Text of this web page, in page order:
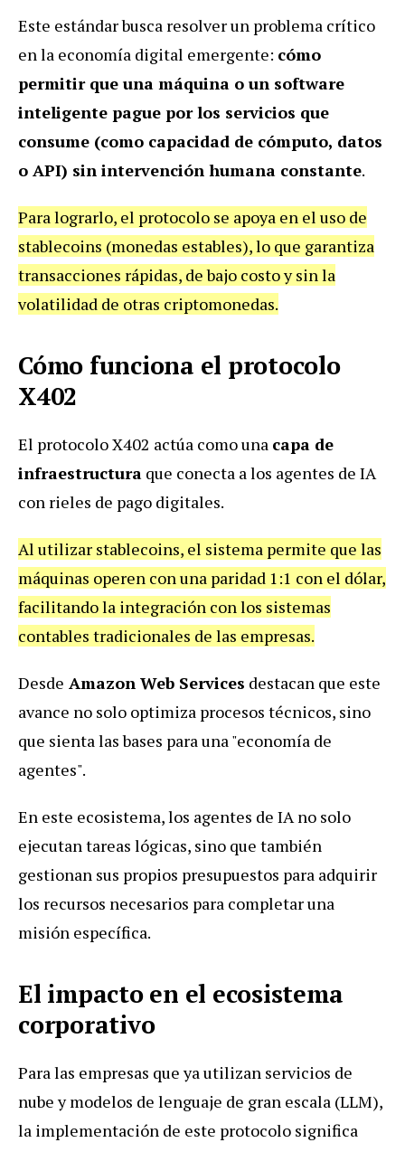
Este estándar busca resolver un problema crítico
en la economía digital emergente: cómo
permitir que una máquina o un software
inteligente pague por los servicios que
consume (como capacidad de cómputo, datos
o API) sin intervención humana constante.
Para lograrlo, el protocolo se apoya en el uso de
stablecoins (monedas estables), lo que garantiza
transacciones rápidas, de bajo costo y sin la
volatilidad de otras criptomonedas.
Cómo funciona el protocolo
X402
El protocolo X402 actúa como una capa de
infraestructura que conecta a los agentes de IA
con rieles de pago digitales.
Al utilizar stablecoins, el sistema permite que las
máquinas operen con una paridad 1:1 con el dólar,
facilitando la integración con los sistemas
contables tradicionales de las empresas.
Desde Amazon Web Services destacan que este
avance no solo optimiza procesos técnicos, sino
que sienta las bases para una "economía de
agentes".
En este ecosistema, los agentes de IA no solo
ejecutan tareas lógicas, sino que también
gestionan sus propios presupuestos para adquirir
los recursos necesarios para completar una
misión específica.
El impacto en el ecosistema
corporativo
Para las empresas que ya utilizan servicios de
nube y modelos de lenguaje de gran escala (LLM),
la implementación de este protocolo significa